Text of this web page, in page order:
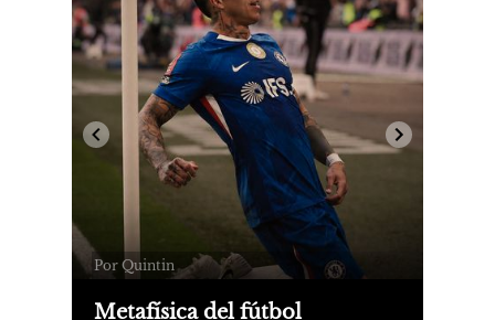
Por Quintin
Metafísica del fútbol